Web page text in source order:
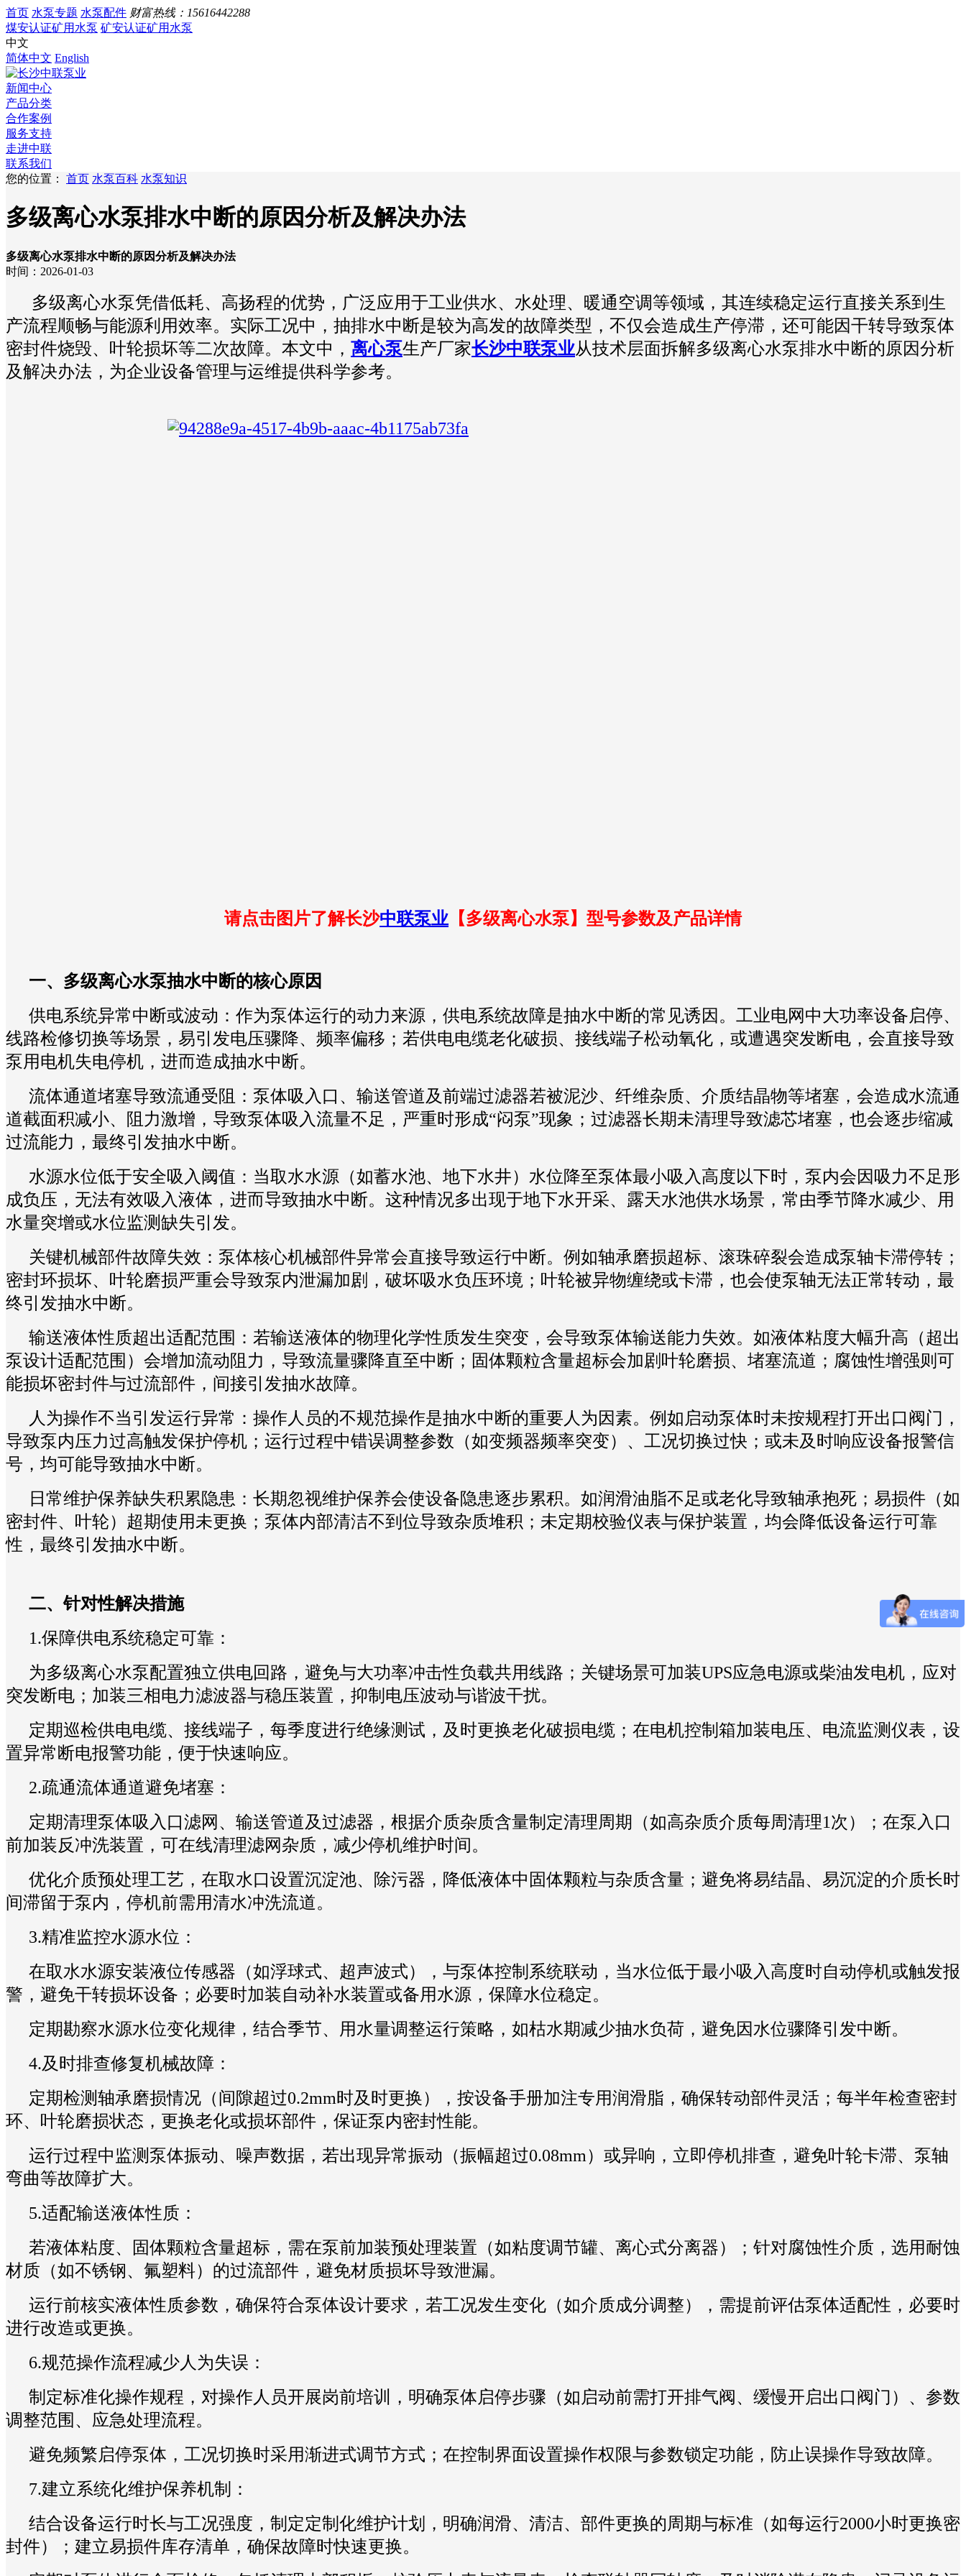
首页 水泵专题 水泵配件 财富热线： 15616442288
煤安认证矿用水泵 矿安认证矿用水泵
中文
简体中文 English
新闻中心
产品分类
合作案例
服务支持
走进中联
联系我们
您的位置： 首页 水泵百科 水泵知识
多级离心水泵排水中断的原因分析及解决办法
多级离心水泵排水中断的原因分析及解决办法
时间：2026-01-03
多级离心水泵凭借低耗、高扬程的优势，广泛应用于工业供水、水处理、暖通空调等领域，其连续稳定运行直接关系到生
产流程顺畅与能源利用效率。实际工况中，抽排水中断是较为高发的故障类型，不仅会造成生产停滞，还可能因干转导致泵体
密封件烧毁、叶轮损坏等二次故障。本文中， 离心泵生产厂家长沙中联泵业从技术层面拆解多级离心水泵排水中断的原因分析
及解决办法，为企业设备管理与运维提供科学参考。
请点击图片了解长沙中联泵业 【多级离心水泵 】型号参数及产品详情
一、多级离心水泵抽水中断的核心原因
供电系统异常中断或波动：作为泵体运行的动力来源，供电系统故障是抽水中断的常见诱因。工业电网中大功率设备启停、
线路检修切换等场景，易引发电压骤降、频率偏移；若供电电缆老化破损、接线端子松动氧化，或遭遇突发断电，会直接导致
泵用电机失电停机，进而造成抽水中断。
流体通道堵塞导致流通受阻：泵体吸入口、输送管道及前端过滤器若被泥沙、纤维杂质、介质结晶物等堵塞，会造成水流通
道截面积减小、阻力激增，导致泵体吸入流量不足，严重时形成“闷泵”现象；过滤器长期未清理导致滤芯堵塞，也会逐步缩减
过流能力，最终引发抽水中断。
水源水位低于安全吸入阈值：当取水水源（如蓄水池、地下水井）水位降至泵体最小吸入高度以下时，泵内会因吸力不足形
成负压，无法有效吸入液体，进而导致抽水中断。这种情况多出现于地下水开采、露天水池供水场景，常由季节降水减少、用
水量突增或水位监测缺失引发。
关键机械部件故障失效：泵体核心机械部件异常会直接导致运行中断。例如轴承磨损超标、滚珠碎裂会造成泵轴卡滞停转；
密封环损坏、叶轮磨损严重会导致泵内泄漏加剧，破坏吸水负压环境；叶轮被异物缠绕或卡滞，也会使泵轴无法正常转动，最
终引发抽水中断。
输送液体性质超出适配范围：若输送液体的物理化学性质发生突变，会导致泵体输送能力失效。如液体粘度大幅升高（超出
泵设计适配范围）会增加流动阻力，导致流量骤降直至中断；固体颗粒含量超标会加剧叶轮磨损、堵塞流道；腐蚀性增强则可
能损坏密封件与过流部件，间接引发抽水故障。
人为操作不当引发运行异常：操作人员的不规范操作是抽水中断的重要人为因素。例如启动泵体时未按规程打开出口阀门，
导致泵内压力过高触发保护停机；运行过程中错误调整参数（如变频器频率突变）、工况切换过快；或未及时响应设备报警信
号，均可能导致抽水中断。
日常维护保养缺失积累隐患：长期忽视维护保养会使设备隐患逐步累积。如润滑油脂不足或老化导致轴承抱死；易损件（如
密封件、叶轮）超期使用未更换；泵体内部清洁不到位导致杂质堆积；未定期校验仪表与保护装置，均会降低设备运行可靠
性，最终引发抽水中断。
二、针对性解决措施
1.保障供电系统稳定可靠：
为多级离心水泵配置独立供电回路，避免与大功率冲击性负载共用线路；关键场景可加装UPS应急电源或柴油发电机，应对
突发断电；加装三相电力滤波器与稳压装置，抑制电压波动与谐波干扰。
定期巡检供电电缆、接线端子，每季度进行绝缘测试，及时更换老化破损电缆；在电机控制箱加装电压、电流监测仪表，设
置异常断电报警功能，便于快速响应。
2.疏通流体通道避免堵塞：
定期清理泵体吸入口滤网、输送管道及过滤器，根据介质杂质含量制定清理周期（如高杂质介质每周清理1次）；在泵入口
前加装反冲洗装置，可在线清理滤网杂质，减少停机维护时间。
优化介质预处理工艺，在取水口设置沉淀池、除污器，降低液体中固体颗粒与杂质含量；避免将易结晶、易沉淀的介质长时
间滞留于泵内，停机前需用清水冲洗流道。
3.精准监控水源水位：
在取水水源安装液位传感器（如浮球式、超声波式），与泵体控制系统联动，当水位低于最小吸入高度时自动停机或触发报
警，避免干转损坏设备；必要时加装自动补水装置或备用水源，保障水位稳定。
定期勘察水源水位变化规律，结合季节、用水量调整运行策略，如枯水期减少抽水负荷，避免因水位骤降引发中断。
4.及时排查修复机械故障：
定期检测轴承磨损情况（间隙超过0.2mm时及时更换），按设备手册加注专用润滑脂，确保转动部件灵活；每半年检查密封
环、叶轮磨损状态，更换老化或损坏部件，保证泵内密封性能。
运行过程中监测泵体振动、噪声数据，若出现异常振动（振幅超过0.08mm）或异响，立即停机排查，避免叶轮卡滞、泵轴
弯曲等故障扩大。
5.适配输送液体性质：
若液体粘度、固体颗粒含量超标，需在泵前加装预处理装置（如粘度调节罐、离心式分离器）；针对腐蚀性介质，选用耐蚀
材质（如不锈钢、氟塑料）的过流部件，避免材质损坏导致泄漏。
运行前核实液体性质参数，确保符合泵体设计要求，若工况发生变化（如介质成分调整），需提前评估泵体适配性，必要时
进行改造或更换。
6.规范操作流程减少人为失误：
制定标准化操作规程，对操作人员开展岗前培训，明确泵体启停步骤（如启动前需打开排气阀、缓慢开启出口阀门）、参数
调整范围、应急处理流程。
避免频繁启停泵体，工况切换时采用渐进式调节方式；在控制界面设置操作权限与参数锁定功能，防止误操作导致故障。
7.建立系统化维护保养机制：
结合设备运行时长与工况强度，制定定制化维护计划，明确润滑、清洁、部件更换的周期与标准（如每运行2000小时更换密
封件）；建立易损件库存清单，确保故障时快速更换。